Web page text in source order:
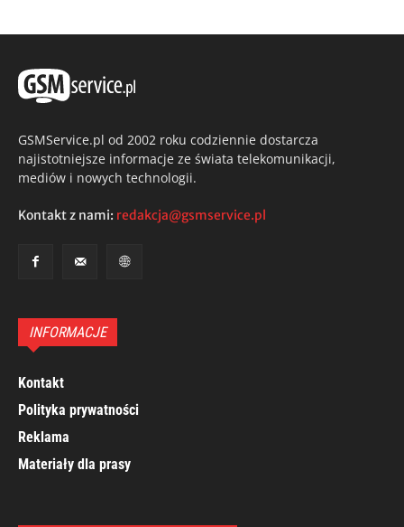
GSMService.pl od 2002 roku codziennie dostarcza
najistotniejsze informacje ze świata telekomunikacji,
mediów i nowych technologii.
Kontakt z nami: redakcja@gsmservice.pl
INFORMACJE
Kontakt
Polityka prywatności
Reklama
Materiały dla prasy